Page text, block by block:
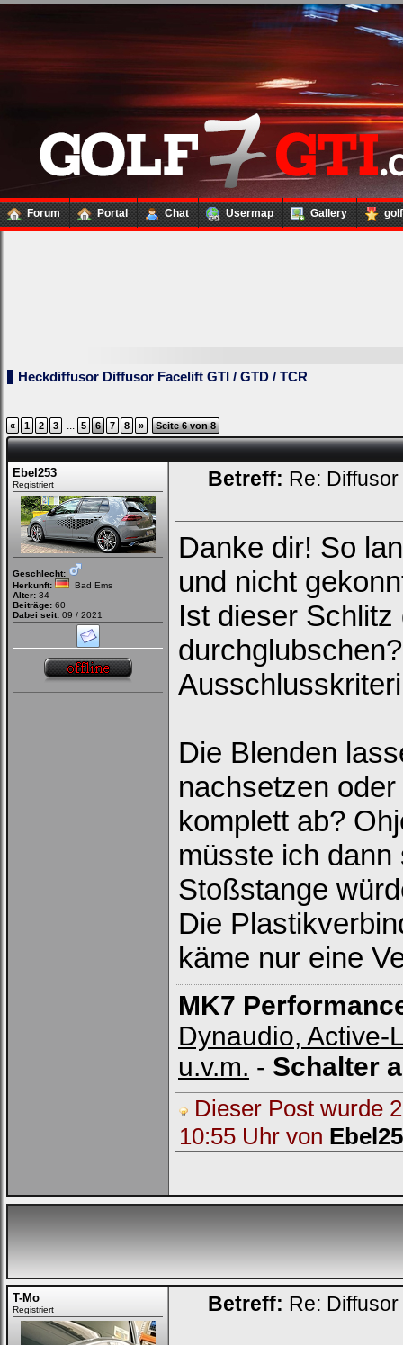
Forum Portal Chat Usermap Gallery
Loginbox
Trage
bitte
die
nachfolgenden
Benutzernamen
und
Kennwort
ein,
Dich
einzuloggen.
Username:
Heckdiffusor Diffusor Facelift GTI / GTD / TCR
« 1 2 3 ... 5 6 7 8 » Seite 6 von 8
Ebel253
Registriert
Geschlecht:
Herkunft:
Bad Ems
Alter: 34
Beiträge: 60
Dabei seit: 09 / 2021
Betreff: Re:
Danke dir! So
und nicht
Ist dieser
Die Blenden
nachsetzen
komplett ab?
müsste ich
Stoßstange
Die
käme nur eine
MK7
Dynaudio, Active-
u.v.m. - Schalter
Dieser Post wurde
10:55 Uhr von
T-Mo
Registriert Betreff: Re: